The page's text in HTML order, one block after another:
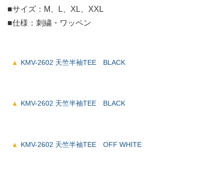
■サイズ：M、L、XL、XXL
■仕様：刺繍・ワッペン
KMV-2602 天竺半袖TEE BLACK
KMV-2602 天竺半袖TEE BLACK
KMV-2602 天竺半袖TEE OFF WHITE